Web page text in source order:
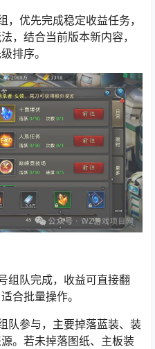
优先完成稳定收益任务，
，结合当前版本新内容，
排序。
组队完成，收益可直接翻
合批量操作。
队参与，主要掉落蓝装、装
。若未掉落图纸、主板装